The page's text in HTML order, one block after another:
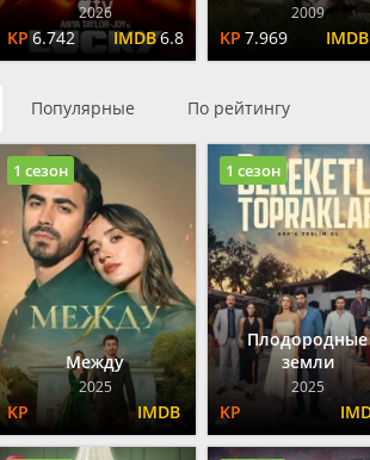
2026
6.742 6.8
2009
7.969
Популярные По рейтингу
Между
2025
1 сезон
Плодородные
земли
2025
1 сезон